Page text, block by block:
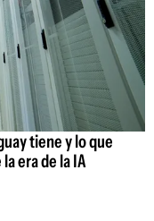
tiene y lo que
era de la IA